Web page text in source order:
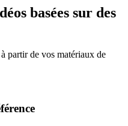
basées sur des
partir de vos matériaux de